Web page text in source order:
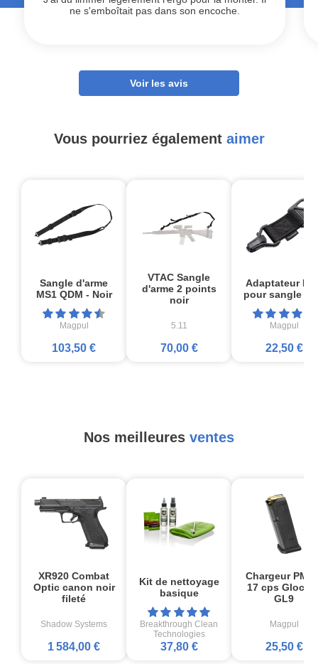
ne s'emboîtait pas dans son encoche.
Voir les avis
Vous pourriez également aimer
Sangle d'arme
MS1 QDM - Noir
Magpul
103,50 €
VTAC Sangle
d'arme 2 points
noir
5.11
70,00 €
Adaptateur
pour sangle
Magpul
22,50 €
Nos meilleures ventes
XR920 Combat
Optic canon noir
fileté
Shadow Systems
1 584,00 €
Kit de nettoyage
basique
Breakthrough Clean
Technologies
37,80 €
Chargeur
17 cps
GL9
Magpul
25,50 €